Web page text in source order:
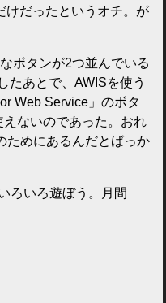
けだったというオチ。が
ボタンが2つ並んでいる
たあとで、AWISを使う
Web Service」のボタ
ないのであった。おれ
ためにあるんだとばっか
ろいろ遊ぼう。月間